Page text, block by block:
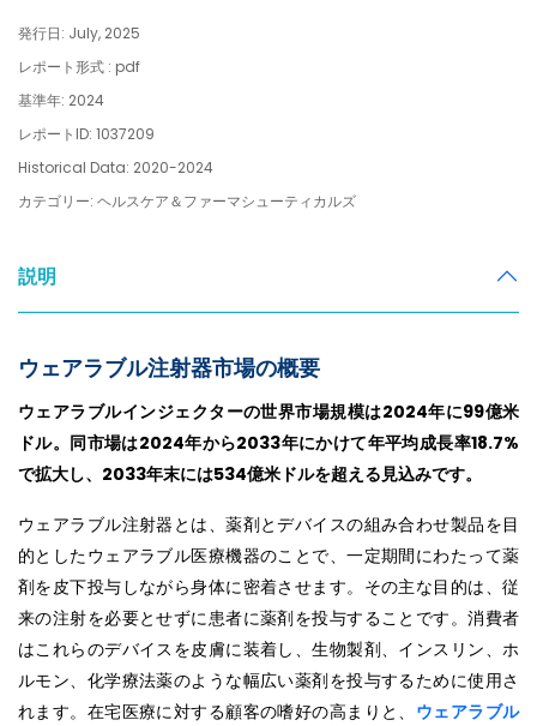
発行日: July, 2025
レポート形式 : pdf
基準年: 2024
レポートID: 1037209
Historical Data: 2020-2024
カテゴリー: ヘルスケア＆ファーマシューティカルズ
説明
ウェアラブル注射器市場の概要
ウェアラブルインジェクターの世界市場規模は2024年に99億米
ドル。同市場は2024年から2033年にかけて年平均成長率18.7%
で拡大し、2033年末には534億米ドルを超える見込みです。
ウェアラブル注射器とは、薬剤とデバイスの組み合わせ製品を目
的としたウェアラブル医療機器のことで、一定期間にわたって薬
剤を皮下投与しながら身体に密着させます。その主な目的は、従
来の注射を必要とせずに患者に薬剤を投与することです。消費者
はこれらのデバイスを皮膚に装着し、生物製剤、インスリン、ホ
ルモン、化学療法薬のような幅広い薬剤を投与するために使用さ
れます。在宅医療に対する顧客の嗜好の高まりと、 ウェアラブル